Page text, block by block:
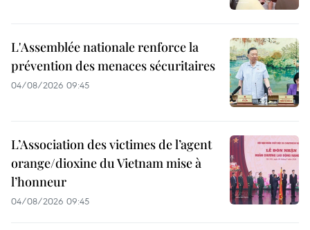
L'Assemblée nationale renforce la
prévention des menaces sécuritaires
04/08/2026 09:45
L’Association des victimes de l’agent
orange/dioxine du Vietnam mise à
l’honneur
04/08/2026 09:45